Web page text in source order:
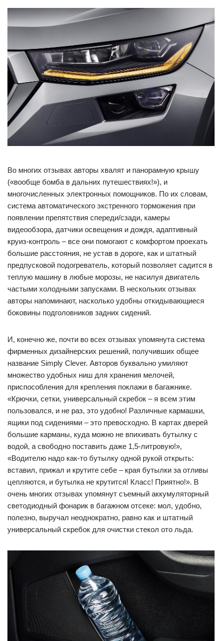
Во многих отзывах авторы хвалят и панорамную крышу
(«вообще бомба в дальних путешествиях!»), и
многочисленных электронных помощников. По их словам,
система автоматического экстренного торможения при
появлении препятствия спереди/сзади, камеры
видеообзора, датчики освещения и дождя, адаптивный
круиз-контроль – все они помогают с комфортом проехать
большие расстояния, не устав в дороге, как и штатный
предпусковой подогреватель, который позволяет садится в
теплую машину в любые морозы, не насилуя двигатель
частыми холодными запусками. В нескольких отзывах
авторы напоминают, насколько удобны откидывающиеся
боковины подголовников задних сидений.
И, конечно же, почти во всех отзывах упомянута система
фирменных дизайнерских решений, получивших общее
название Simply Clever. Авторов буквально умиляют
множество удобных ниш для хранения мелочей,
приспособления для крепления поклажи в багажнике.
«Крючки, сетки, универсальный скребок – я всем этим
пользовался, и не раз, это удобно! Различные кармашки,
ящики под сидениями – это превосходно. В картах дверей
большие карманы, куда можно не впихивать бутылку с
водой, а свободно поставить даже 1,5-литровую!»,
«Водителю надо как-то бутылку одной рукой открыть:
вставил, прижал и крутите себе – края бутылки за отливы
цепляются, и бутылка не крутится! Класс! Приятно!». В
очень многих отзывах упомянут съемный аккумуляторный
светодиодный фонарик в багажном отсеке: мол, удобно,
полезно, выручал неоднократно, равно как и штатный
универсальный скребок для очистки стекол ото льда.